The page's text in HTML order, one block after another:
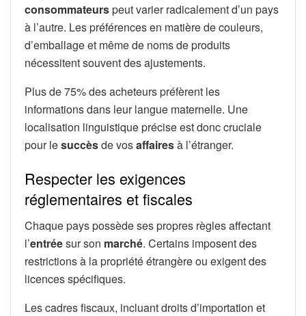
consommateurspeut varier radicalement d’un pays
à l’autre. Les préférences en matière de couleurs,
d’emballage et même de noms de produits
nécessitent souvent des ajustements.
Plus de 75% des acheteurs préfèrent les
informations dans leur langue maternelle. Une
localisation linguistique précise est donc cruciale
pour lesuccèsde vosaffairesà l’étranger.
Respecter les exigences
réglementaires et fiscales
Chaque pays possède ses propres règles affectant
l’entréesur son marché. Certains imposent des
restrictions à la propriété étrangère ou exigent des
licences spécifiques.
Les cadres fiscaux, incluant droits d’importation et